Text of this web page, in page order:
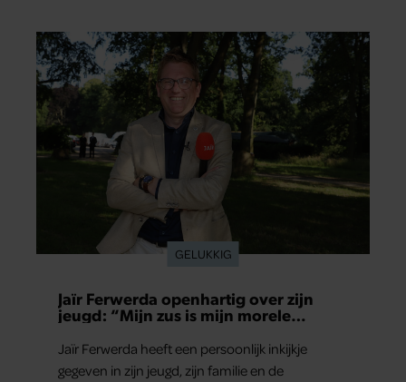
GELUKKIG
Jaïr Ferwerda openhartig over zijn
jeugd: “Mijn zus is mijn morele
Jaïr Ferwerda heeft een persoonlijk inkijkje
gegeven in zijn jeugd, zijn familie en de